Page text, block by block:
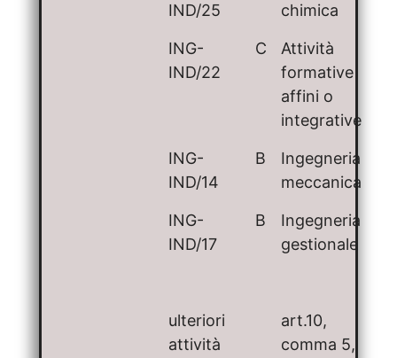
IND/25
chimica
ING-
IND/22
C
Attività
formative
affini o
integrative
ING-
IND/14
B
Ingegneria
meccanica
ING-
IND/17
B
Ingegneria
gestionale
ulteriori
attività
art.10,
comma 5,